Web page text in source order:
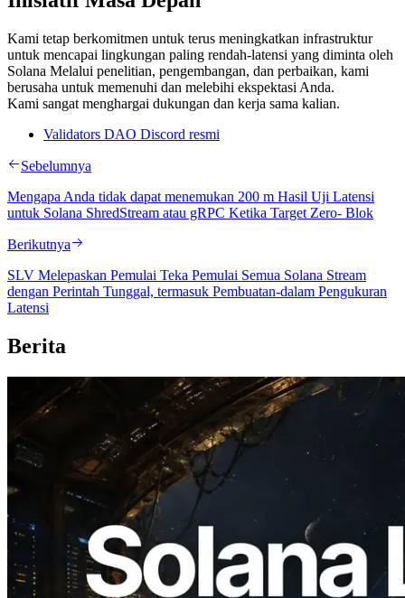
Kami tetap berkomitmen untuk terus meningkatkan infrastruktur
untuk mencapai lingkungan paling rendah-latensi yang diminta oleh
Solana Melalui penelitian, pengembangan, dan perbaikan, kami
berusaha untuk memenuhi dan melebihi ekspektasi Anda.
Kami sangat menghargai dukungan dan kerja sama kalian.
Validators DAO Discord resmi
Sebelumnya
Mengapa Anda tidak dapat menemukan 200 m Hasil Uji Latensi
untuk Solana ShredStream atau gRPC Ketika Target Zero- Blok
Berikutnya
SLV Melepaskan Pemulai Teka Pemulai Semua Solana Stream
dengan Perintah Tunggal, termasuk Pembuatan-dalam Pengukuran
Latensi
Berita
2026.08.05